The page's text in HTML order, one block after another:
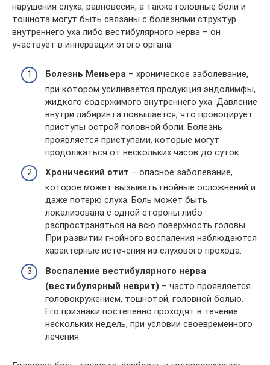
нарушения слуха, равновесия, а также головные боли и
тошнота могут быть связаны с болезнями структур
внутреннего уха либо вестибулярного нерва – он
участвует в иннервации этого органа.
Болезнь Меньера – хроническое заболевание,
при котором усиливается продукция эндолимфы,
жидкого содержимого внутреннего уха. Давление
внутри лабиринта повышается, что провоцирует
приступы острой головной боли. Болезнь
проявляется приступами, которые могут
продолжаться от нескольких часов до суток.
Хронический отит – опасное заболевание,
которое может вызывать гнойные осложнений и
даже потерю слуха. Боль может быть
локализована с одной стороны либо
распространяться на всю поверхность головы.
При развитии гнойного воспаления наблюдаются
характерные истечения из слухового прохода.
Воспаление вестибулярного нерва
(вестибулярный неврит) – часто проявляется
головокружением, тошнотой, головной болью.
Его признаки постепенно проходят в течение
нескольких недель, при условии своевременного
лечения.